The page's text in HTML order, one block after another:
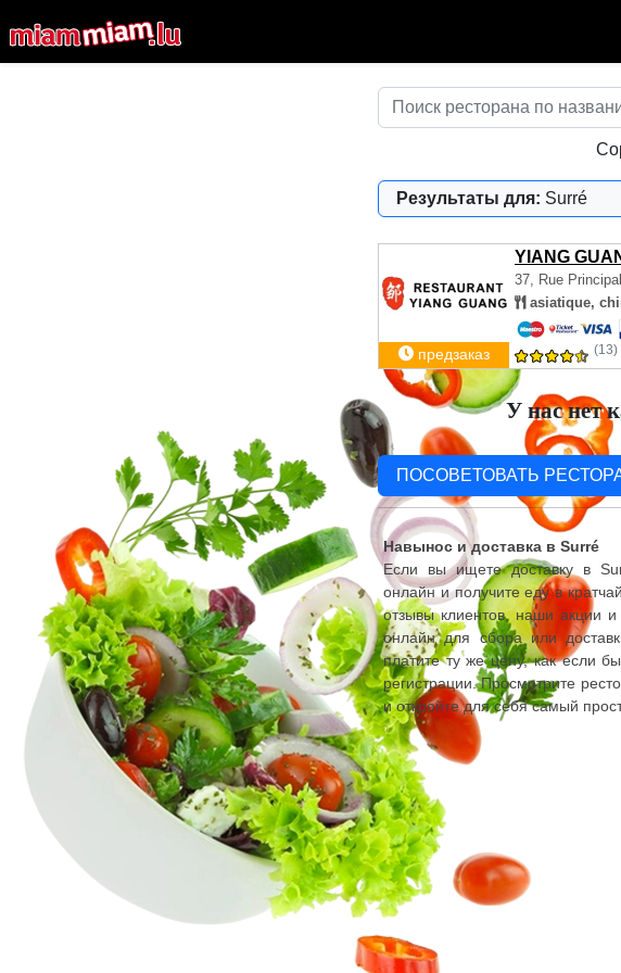
Результаты для: Surré
YIANG
37, Rue
asiatique,
предзаказ (13)
У нас нет
ПОСОВЕТОВАТЬ
Навынос и доставка в Surré
Если вы ищете доставку в
онлайн и получите еду в
отзывы клиентов, наши акции и
онлайн для сбора или
платите ту же цену, как если
регистрации. Просмотрите
и откройте для себя самый